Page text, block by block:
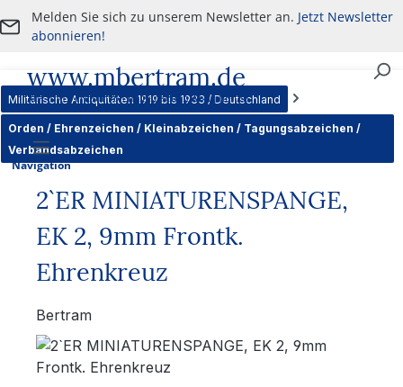
Zum Hauptinhalt springen
Melden Sie sich zu unserem Newsletter an. Jetzt Newsletter
abonnieren!
www.mbertram.de
An- und Verkauf von militärischen Antiquitäten
Navigation
Militärische Antiquitäten 1919 bis 1933 / Deutschland
Orden / Ehrenzeichen / Kleinabzeichen / Tagungsabzeichen /
Verbandsabzeichen
2`ER MINIATURENSPANGE,
EK 2, 9mm Frontk.
Ehrenkreuz
Bertram
Bildergalerie überspringen